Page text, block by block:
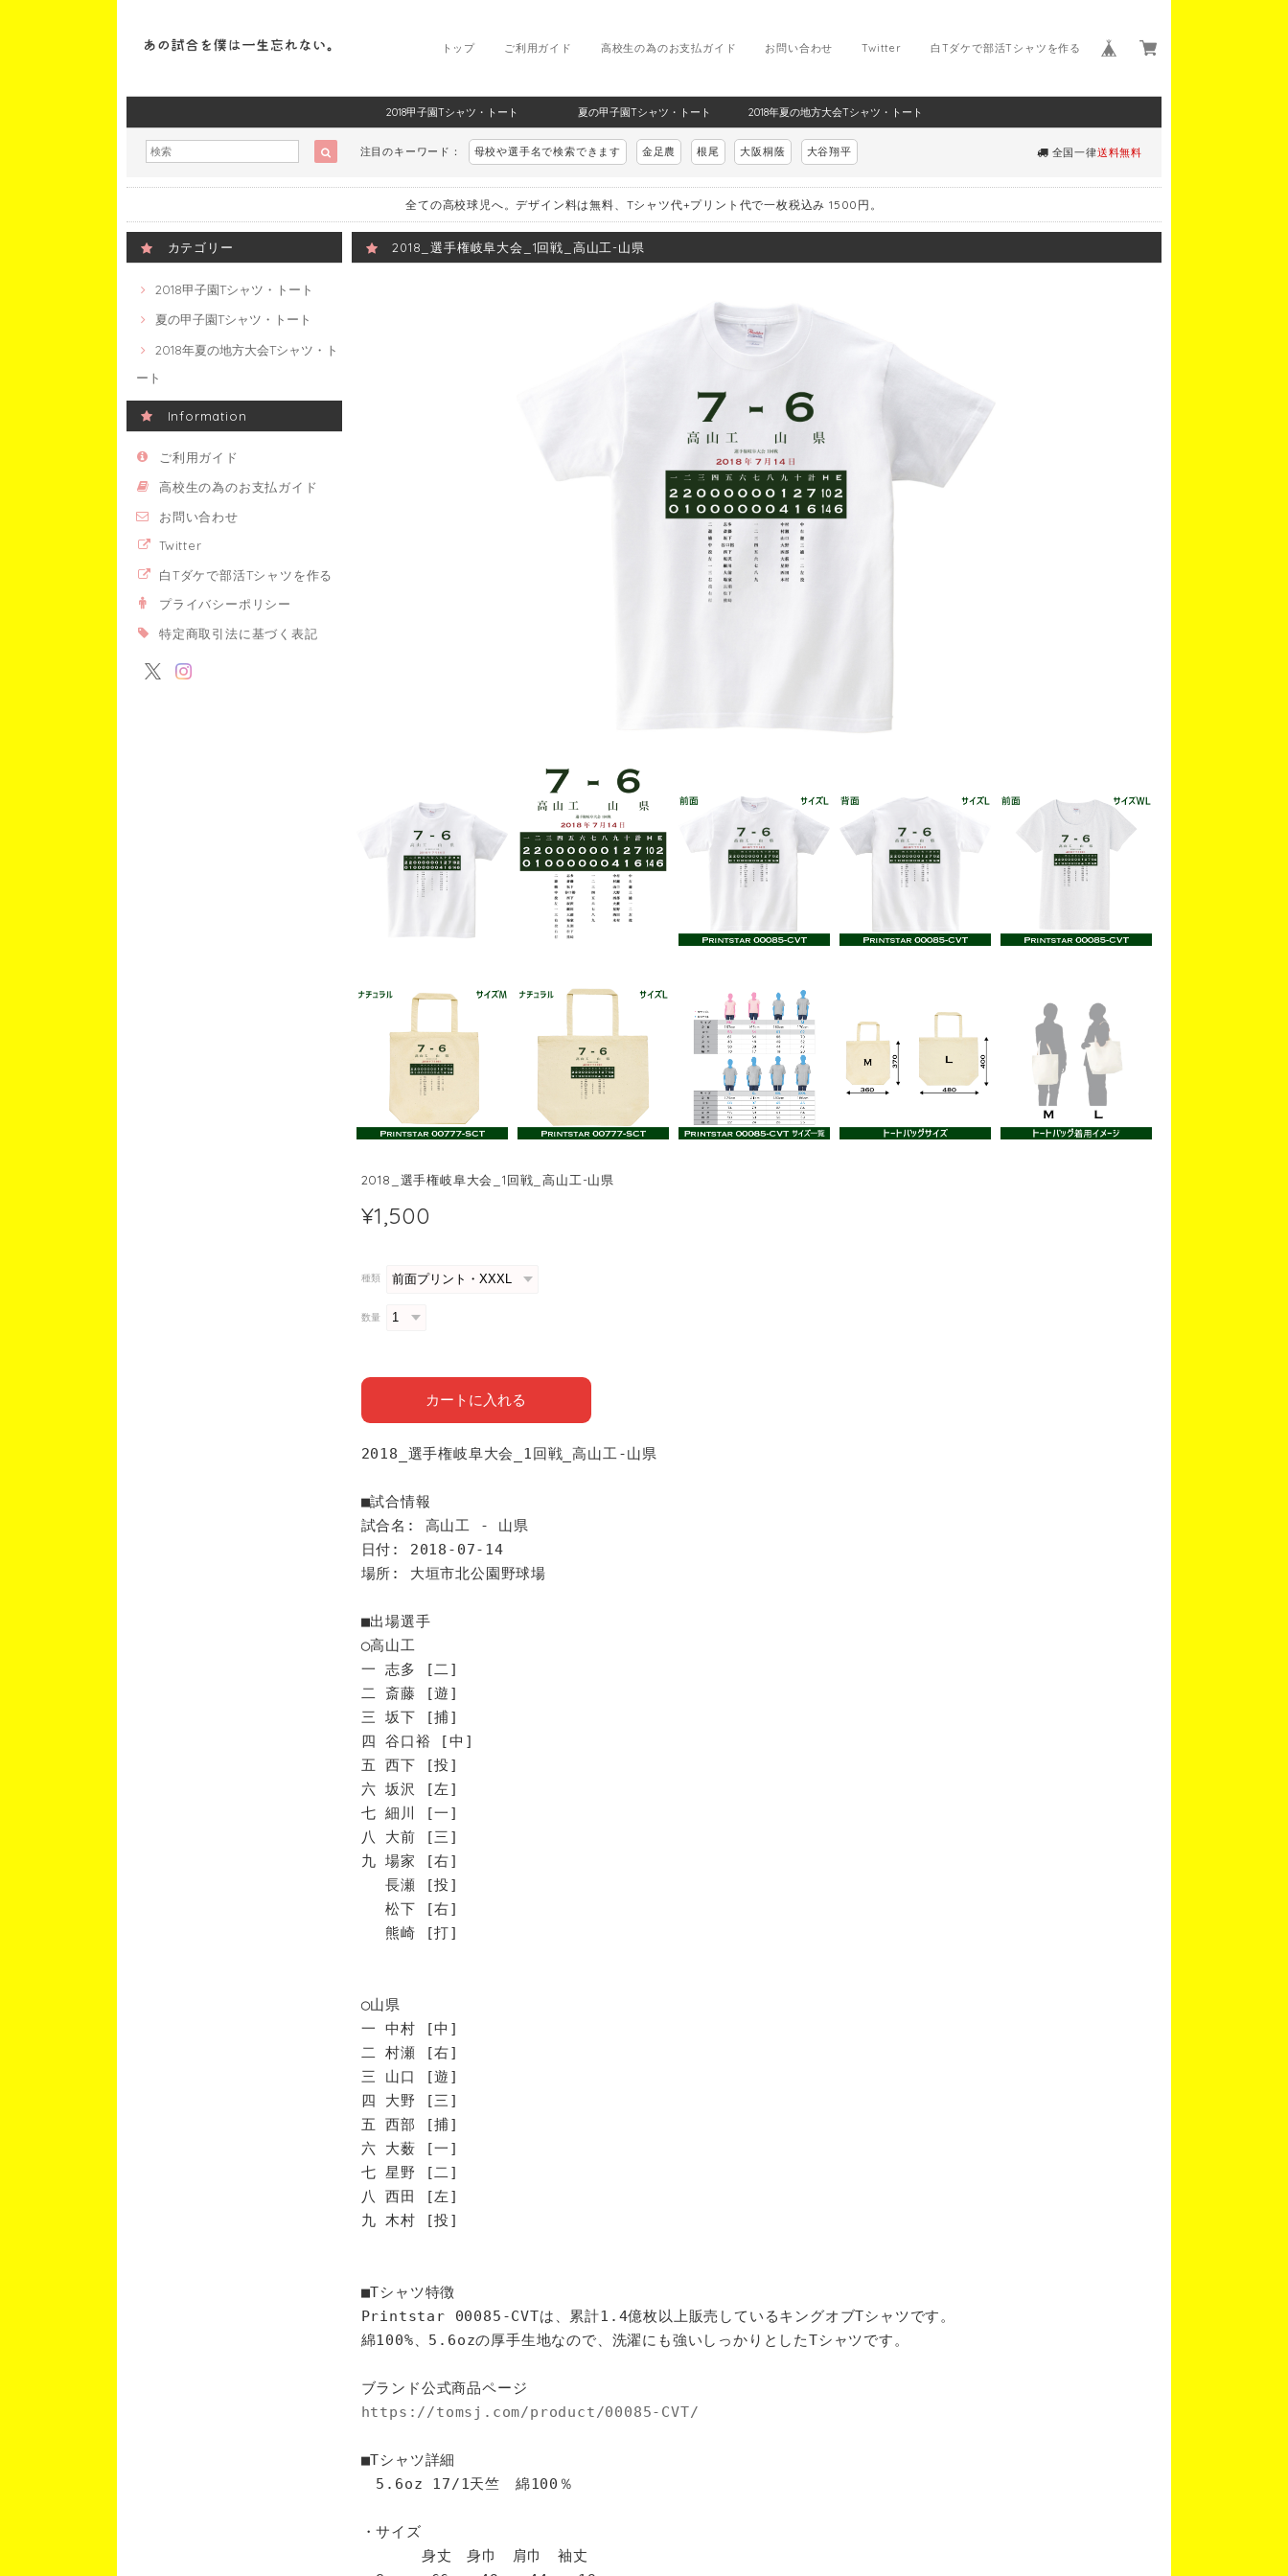
白Tダケで部活Tシャツを作る
Twitter
お問い合わせ
高校生の為のお支払ガイド
ご利用ガイド
トップ
2018甲子園Tシャツ・トート 夏の甲子園Tシャツ・トート 2018年夏の地方大会Tシャツ・トート
注目のキーワード： 母校や選手名で検索できます 金足農 根尾 大阪桐蔭 大谷翔平 全国一律送料無料
全ての高校球児へ。デザイン料は無料、Tシャツ代+プリント代で一枚税込み 1500円。
カテゴリー
2018甲子園Tシャツ・トート
夏の甲子園Tシャツ・トート
2018年夏の地方大会Tシャツ・ト
ート
Information
ご利用ガイド
高校生の為のお支払ガイド
お問い合わせ
Twitter
白Tダケで部活Tシャツを作る
プライバシーポリシー
特定商取引法に基づく表記
2018_選手権岐阜大会_1回戦_高山工-山県
2018_選手権岐阜大会_1回戦_高山工-山県
¥1,500
種類
数量
カートに入れる
2018_選手権岐阜大会_1回戦_高山工-山県
■試合情報
試合名: 高山工 - 山県
日付: 2018-07-14
場所: 大垣市北公園野球場
■出場選手
◯高山工
一 志多 [二]
二 斎藤 [遊]
三 坂下 [捕]
四 谷口裕 [中]
五 西下 [投]
六 坂沢 [左]
七 細川 [一]
八 大前 [三]
九 場家 [右]
長瀬 [投]
松下 [右]
熊崎 [打]
◯山県
一 中村 [中]
二 村瀬 [右]
三 山口 [遊]
四 大野 [三]
五 西部 [捕]
六 大薮 [一]
七 星野 [二]
八 西田 [左]
九 木村 [投]
■Tシャツ特徴
Printstar 00085-CVTは、累計1.4億枚以上販売しているキングオブTシャツです。
綿100%、5.6ozの厚手生地なので、洗濯にも強いしっかりとしたTシャツです。
ブランド公式商品ページ
https://tomsj.com/product/00085-CVT/
■Tシャツ詳細
5.6oz 17/1天竺 綿100％
・サイズ
身丈 身巾 肩巾 袖丈